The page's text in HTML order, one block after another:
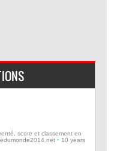
score et classement en
· 10 years